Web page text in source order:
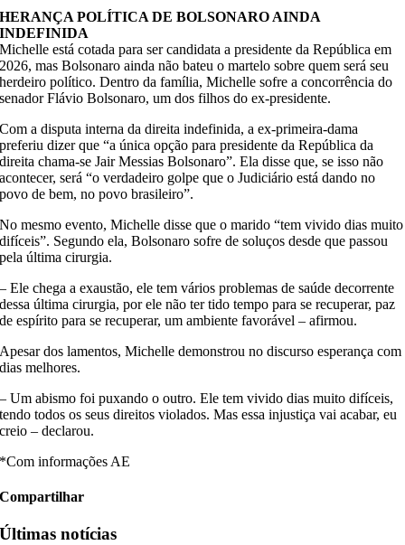
HERANÇA POLÍTICA DE BOLSONARO AINDA
INDEFINIDA
Michelle está cotada para ser candidata a presidente da República em
2026, mas Bolsonaro ainda não bateu o martelo sobre quem será seu
herdeiro político. Dentro da família, Michelle sofre a concorrência do
senador Flávio Bolsonaro, um dos filhos do ex-presidente.
Com a disputa interna da direita indefinida, a ex-primeira-dama
preferiu dizer que “a única opção para presidente da República da
direita chama-se Jair Messias Bolsonaro”. Ela disse que, se isso não
acontecer, será “o verdadeiro golpe que o Judiciário está dando no
povo de bem, no povo brasileiro”.
No mesmo evento, Michelle disse que o marido “tem vivido dias muito
difíceis”. Segundo ela, Bolsonaro sofre de soluços desde que passou
pela última cirurgia.
– Ele chega a exaustão, ele tem vários problemas de saúde decorrente
dessa última cirurgia, por ele não ter tido tempo para se recuperar, paz
de espírito para se recuperar, um ambiente favorável – afirmou.
Apesar dos lamentos, Michelle demonstrou no discurso esperança com
dias melhores.
– Um abismo foi puxando o outro. Ele tem vivido dias muito difíceis,
tendo todos os seus direitos violados. Mas essa injustiça vai acabar, eu
creio – declarou.
*Com informações AE
Compartilhar
Últimas notícias